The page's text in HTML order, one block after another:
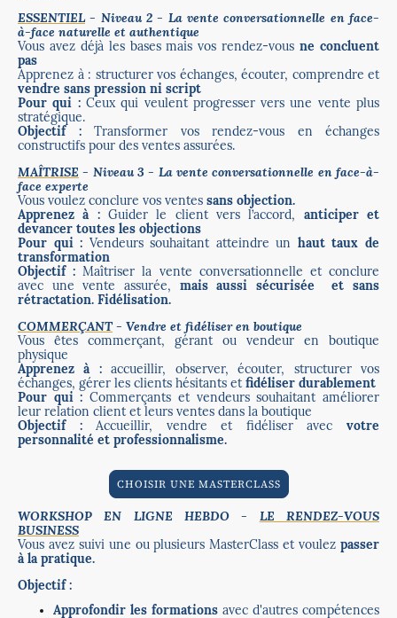
ESSENTIEL - Niveau 2 - La vente conversationnelle en face-
à-face naturelle et authentique
Vous avez déjà les bases mais vos rendez-vousne concluent
pas
Apprenez à : structurer vos échanges, écouter, comprendre et
vendre sans pression ni script
Pour qui :Ceux qui veulent progresser vers une vente plus
stratégique.
Objectif :Transformer vos rendez-vous en échanges
constructifs pour des ventes assurées.
MAÎTRISE - Niveau 3 - La vente conversationnelle en face-à-
face experte
Vous voulez conclure vos ventes sans objection.
Apprenez à :Guider le client vers l’accord, anticiper et
devancer toutes les objections
Pour qui : Vendeurs souhaitant atteindre un haut taux de
transformation
Objectif :Maîtriser la vente conversationnelle et conclure
avec une vente assurée, mais aussi sécurisée et sans
rétractation. Fidélisation.
COMMERÇANT - Vendre et fidéliser en boutique
Vous êtes commerçant, gérant ou vendeur en boutique
physique
Apprenez à :accueillir, observer, écouter, structurer vos
échanges, gérer les clients hésitants etfidéliser durablement
Pour qui :Commerçants et vendeurs souhaitant améliorer
leur relation client et leurs ventes dans la boutique
Objectif :Accueillir, vendre et fidéliser avecvotre
personnalité et professionnalisme.
CHOISIR UNE MASTERCLASS
WORKSHOP EN LIGNE HEBDO - LE RENDEZ-VOUS
BUSINESS
Vous avez suivi une ou plusieurs MasterClass et voulez passer
à la pratique.
Objectif :
Approfondir les formations avec d'autres compétences